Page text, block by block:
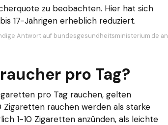
zu beobachten. Hier hat sich
17-Jährigen erheblich reduziert.
Antwort auf bundesgesundheitsministerium.de an
pro Tag?
pro Tag rauchen, gelten
Zigaretten rauchen werden als starke
1-10 Zigaretten anzünden, als leichte